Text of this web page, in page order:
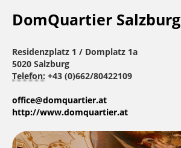
DomQuartier Salzburg
Residenzplatz 1 / Domplatz 1a
5020 Salzburg
Telefon: +43 (0)662/80422109
office@domquartier.at
http://www.domquartier.at